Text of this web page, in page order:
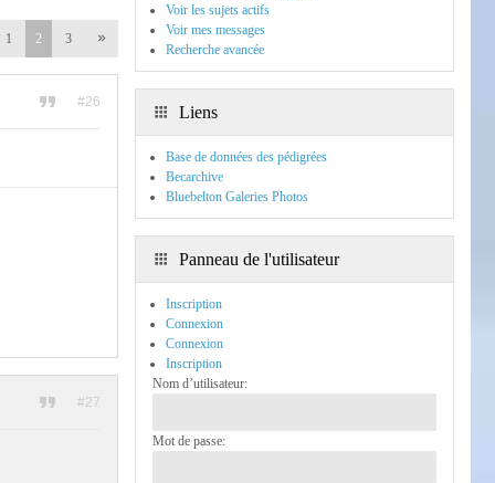
1 2 3
#26
#27
Voir les sujets actifs
Voir mes messages
Recherche avancée
Liens
Base de données des pédigrées
Becarchive
Bluebelton Galeries Photos
Panneau de l'utilisateur
Inscription
Connexion
Connexion
Inscription
Nom d’utilisateur:
Mot de passe: